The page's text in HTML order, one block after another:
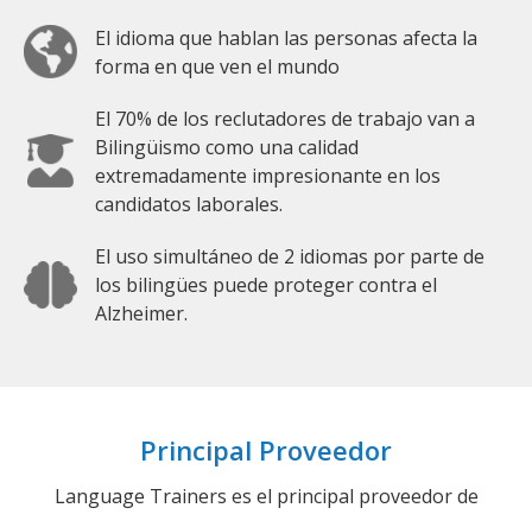
El idioma que hablan las personas afecta la
forma en que ven el mundo
El 70% de los reclutadores de trabajo van a
Bilingüismo como una calidad
extremadamente impresionante en los
candidatos laborales.
El uso simultáneo de 2 idiomas por parte de
los bilingües puede proteger contra el
Alzheimer.
Principal Proveedor
Language Trainers es el principal proveedor de